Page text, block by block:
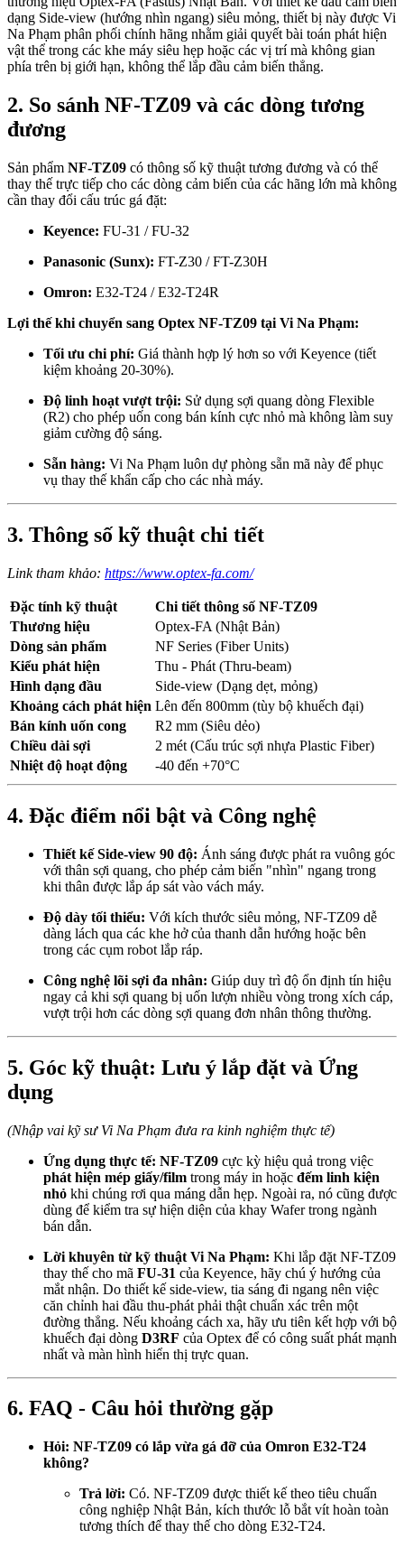
dạng Side-view (hướng nhìn ngang) siêu mỏng, thiết bị này được Vi
Na Phạm phân phối chính hãng nhằm giải quyết bài toán phát hiện
vật thể trong các khe máy siêu hẹp hoặc các vị trí mà không gian
phía trên bị giới hạn, không thể lắp đầu cảm biến thẳng.
2. So sánh NF-TZ09 và các dòng tương
đương
Sản phẩm NF-TZ09 có thông số kỹ thuật tương đương và có thể
thay thế trực tiếp cho các dòng cảm biến của các hãng lớn mà không
cần thay đổi cấu trúc gá đặt:
Keyence: FU-31 / FU-32
Panasonic (Sunx): FT-Z30 / FT-Z30H
Omron: E32-T24 / E32-T24R
Lợi thế khi chuyển sang Optex NF-TZ09 tại Vi Na Phạm:
Tối ưu chi phí: Giá thành hợp lý hơn so với Keyence (tiết
kiệm khoảng 20-30%).
Độ linh hoạt vượt trội: Sử dụng sợi quang dòng Flexible
(R2) cho phép uốn cong bán kính cực nhỏ mà không làm suy
giảm cường độ sáng.
Sẵn hàng: Vi Na Phạm luôn dự phòng sẵn mã này để phục
vụ thay thế khẩn cấp cho các nhà máy.
3. Thông số kỹ thuật chi tiết
Link tham khảo: https://www.optex-fa.com/
Đặc tính kỹ thuật
Chi tiết thông số NF-TZ09
Thương hiệu
Optex-FA (Nhật Bản)
Dòng sản phẩm
NF Series (Fiber Units)
Kiểu phát hiện
Thu - Phát (Thru-beam)
Hình dạng đầu
Side-view (Dạng dẹt, mỏng)
Khoảng cách phát hiện Lên đến 800mm (tùy bộ khuếch đại)
Bán kính uốn cong
R2 mm (Siêu dẻo)
Chiều dài sợi
2 mét (Cấu trúc sợi nhựa Plastic Fiber)
Nhiệt độ hoạt động
-40 đến +70°C
4. Đặc điểm nổi bật và Công nghệ
Thiết kế Side-view 90 độ: Ánh sáng được phát ra vuông góc
với thân sợi quang, cho phép cảm biến "nhìn" ngang trong
khi thân được lắp áp sát vào vách máy.
Độ dày tối thiểu: Với kích thước siêu mỏng, NF-TZ09 dễ
dàng lách qua các khe hở của thanh dẫn hướng hoặc bên
trong các cụm robot lắp ráp.
Công nghệ lõi sợi đa nhân: Giúp duy trì độ ổn định tín hiệu
ngay cả khi sợi quang bị uốn lượn nhiều vòng trong xích cáp,
vượt trội hơn các dòng sợi quang đơn nhân thông thường.
5. Góc kỹ thuật: Lưu ý lắp đặt và Ứng
dụng
(Nhập vai kỹ sư Vi Na Phạm đưa ra kinh nghiệm thực tế)
Ứng dụng thực tế: NF-TZ09 cực kỳ hiệu quả trong việc
phát hiện mép giấy/film trong máy in hoặc đếm linh kiện
nhỏ khi chúng rơi qua máng dẫn hẹp. Ngoài ra, nó cũng được
dùng để kiểm tra sự hiện diện của khay Wafer trong ngành
bán dẫn.
Lời khuyên từ kỹ thuật Vi Na Phạm: Khi lắp đặt NF-TZ09
thay thế cho mã FU-31 của Keyence, hãy chú ý hướng của
mắt nhận. Do thiết kế side-view, tia sáng đi ngang nên việc
căn chỉnh hai đầu thu-phát phải thật chuẩn xác trên một
đường thẳng. Nếu khoảng cách xa, hãy ưu tiên kết hợp với bộ
khuếch đại dòng D3RF của Optex để có công suất phát mạnh
nhất và màn hình hiển thị trực quan.
6. FAQ - Câu hỏi thường gặp
Hỏi: NF-TZ09 có lắp vừa gá đỡ của Omron E32-T24
không?
Trả lời: Có. NF-TZ09 được thiết kế theo tiêu chuẩn
công nghiệp Nhật Bản, kích thước lỗ bắt vít hoàn toàn
tương thích để thay thế cho dòng E32-T24.